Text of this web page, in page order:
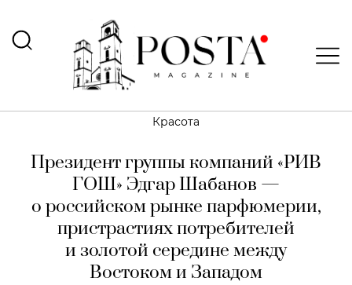
Красота
Президент группы компаний «РИВ
ГОШ» Эдгар Шабанов —
о российском рынке парфюмерии,
пристрастиях потребителей
и золотой середине между
Востоком и Западом